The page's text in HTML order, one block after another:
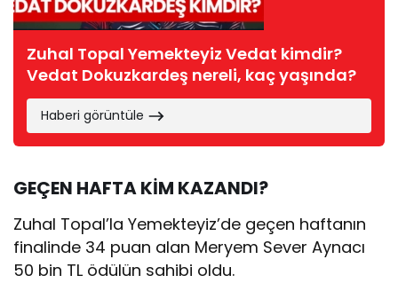
Zuhal Topal Yemekteyiz Vedat kimdir?
Vedat Dokuzkardeş nereli, kaç yaşında?
Haberi görüntüle
GEÇEN HAFTA KİM KAZANDI?
Zuhal Topal’la Yemekteyiz’de geçen haftanın
finalinde 34 puan alan Meryem Sever Aynacı
50 bin TL ödülün sahibi oldu.